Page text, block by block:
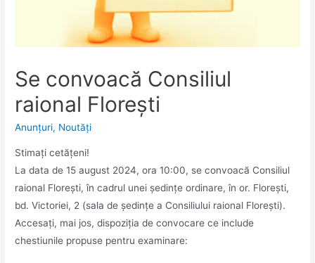
Se convoacă Consiliul
raional Florești
Anunţuri, Noutăţi
Stimaţi cetăţeni!
La data de 15 august 2024, ora 10:00, se convoacă Consiliul
raional Floreşti, în cadrul unei şedinţe ordinare, în or. Floreşti,
bd. Victoriei, 2 (sala de ședințe a Consiliului raional Florești).
Accesaţi, mai jos, dispoziția de convocare ce include
chestiunile propuse pentru examinare: